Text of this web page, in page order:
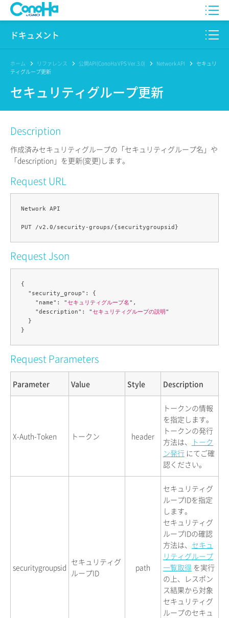
WING
Pencil
サービス一覧
サポート
ドキュメント
このサイトについて
プロダクト
リファレンス
リリースノート
ホーム リファレンス 公開API(ConoHa VPS Ver.3.0) Network API
セキュリ
ティグループ更新
セキュリティグループ更新
Description
作成済みセキュリティグループの「セキュリティグループ名」や
「description」を更新(変更)します。
Request URL
Network API
Request Json
{
  "security_group": {
    "name": "
セキュリティグループ名",
    "description": "
セキュリティグループの説明"
  }
Request Parameters
Parameter Value Style Description
X-Auth-Token トークン header
トークンの情報
を指定します。
トークンの発行
方法は、
トーク
ン発行 にてご確
認ください。
securitygroupsid
セキュリティグ
ループID
path
セキュリティグ
ループIDを指定
します。
セキュリティグ
ループIDの確認
方法は、 セキュ
リティグループ
一覧取得 を実行
の上、レスポン
ス結果から対象
セキュリティグ
ループのセキュ